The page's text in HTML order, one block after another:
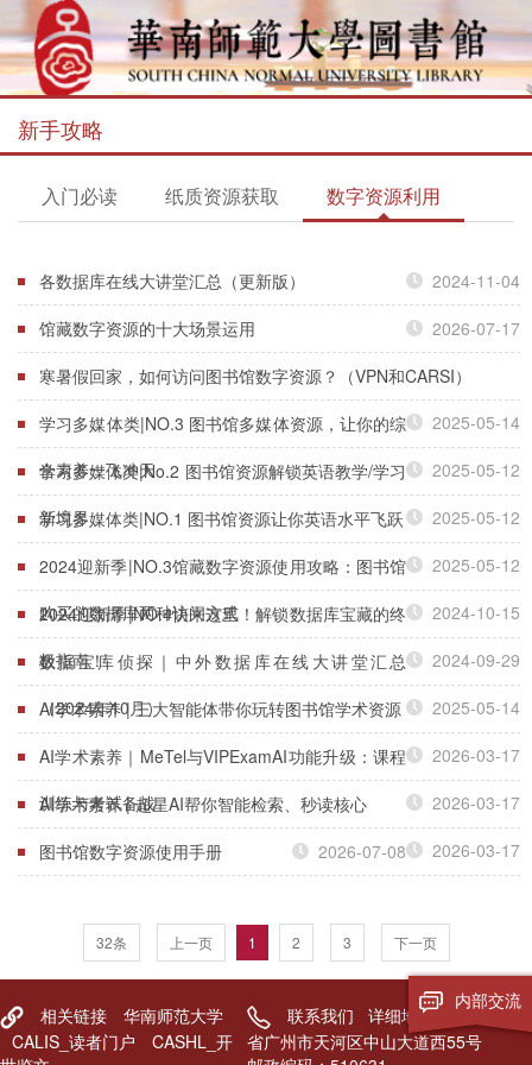
新手攻略
入门必读 纸质资源获取 数字资源利用
各数据库在线大讲堂汇总（更新版）
2024-11-04
馆藏数字资源的十大场景运用
2026-07-17
寒暑假回家，如何访问图书馆数字资源？（VPN和CARSI）
2025-05-14
学习多媒体类|NO.3 图书馆多媒体资源，让你的综
合素养一飞冲天
2025-05-12
学习多媒体类|No.2 图书馆资源解锁英语教学/学习
新境界
2025-05-12
学习多媒体类|NO.1 图书馆资源让你英语水平飞跃
2025-05-12
2024迎新季|NO.3馆藏数字资源使用攻略：图书馆
购买的数据库两种访问方式
2024-10-15
2024迎新季|NO.4快来这里！解锁数据库宝藏的终
极指南！
2024-09-29
数据宝库侦探｜中外数据库在线大讲堂汇总
（2024年10月）
2025-05-14
AI学术素养 | 三大智能体带你玩转图书馆学术资源
2026-03-17
AI学术素养｜MeTel与VIPExamAI功能升级：课程
训练与考试备战
2026-03-17
AI学术素养 | 超星AI帮你智能检索、秒读核心
2026-03-17
图书馆数字资源使用手册 2026-07-08
32条 上一页 1 2 3 下一页
相关链接
华南师范大学
CALIS_读者门户
CASHL_开
联系我们 详细地址：广东
省广州市天河区中山大道西55号
内部交流